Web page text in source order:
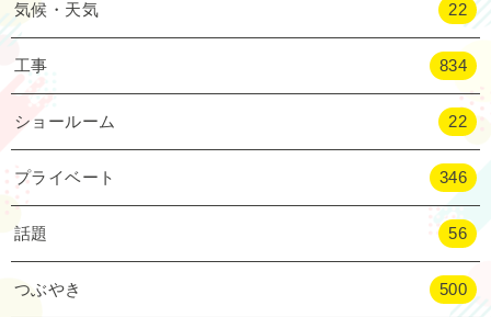
気候・天気 22
工事 834
ショールーム 22
プライベート 346
話題 56
つぶやき 500